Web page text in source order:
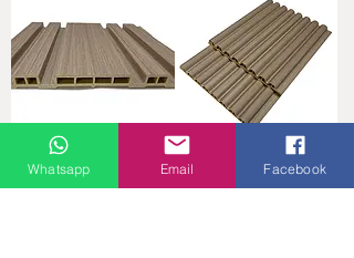
WPC SOLLID BOARD
WPC SOLLID BOARD
Whatsapp Email Facebook